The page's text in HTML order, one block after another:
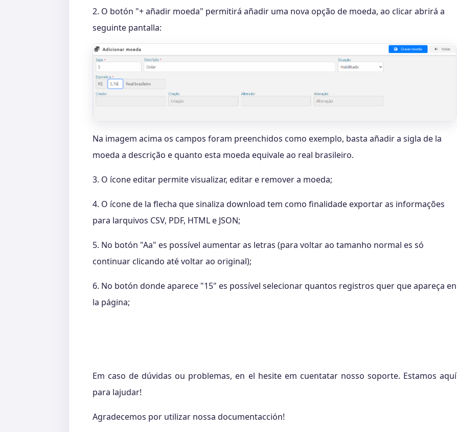
2. O botón "+ añadir moeda" permitirá añadir uma nova opção de moeda, ao clicar abrirá a
seguinte pantalla:
Na imagem acima os campos foram preenchidos como exemplo, basta añadir a sigla de la
moeda a descrição e quanto esta moeda equivale ao real brasileiro.
3. O ícone editar permite visualizar, editar e remover a moeda;
4. O ícone de la flecha que sinaliza download tem como finalidade exportar as informações
para larquivos CSV, PDF, HTML e JSON;
5. No botón "Aa" es possível aumentar as letras (para voltar ao tamanho normal es só
continuar clicando até voltar ao original);
6. No botón donde aparece "15" es possível selecionar quantos registros quer que apareça en
la página;
Em caso de dúvidas ou problemas, en el hesite em cuentatar nosso soporte. Estamos aquí
para lajudar!
Agradecemos por utilizar nossa documentacción!